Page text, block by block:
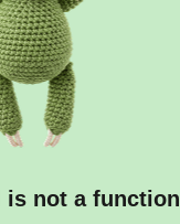
is not a function